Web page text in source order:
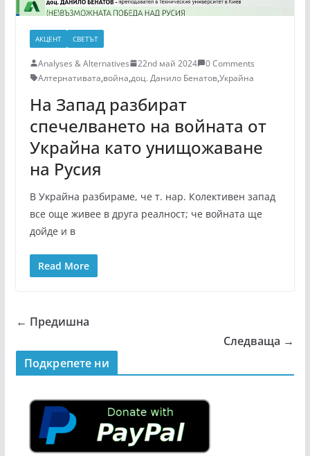
АКЦЕНТ СВЕТЪТ
Analyses & Alternatives 22nd май 2024
0 Comments
Алтернативата,война,доц. Данило Бенатов,Украйна
На Запад разбират
спечелването на войната от
Украйна като унищожаване
на Русия
В Украйна разбираме, че т. нар. Колективен запад
все още живее в друга реалност; че войната ще
дойде и в
Read More
← Предишна
Следваща →
Подкрепeте ни